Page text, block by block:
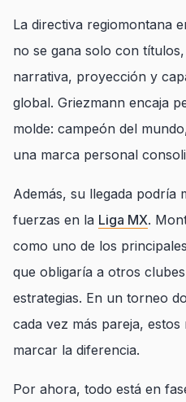
La directiva regiomontana
no se gana solo con
narrativa, proyección y
global. Griezmann encaja
molde: campeón del
una marca personal
Además, su llegada podría
fuerzas en la Liga MX.
como uno de los
que obligaría a otros
estrategias. En un torneo
cada vez más pareja,
marcar la diferencia.
Por ahora, todo está en